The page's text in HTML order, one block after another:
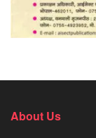
About Us